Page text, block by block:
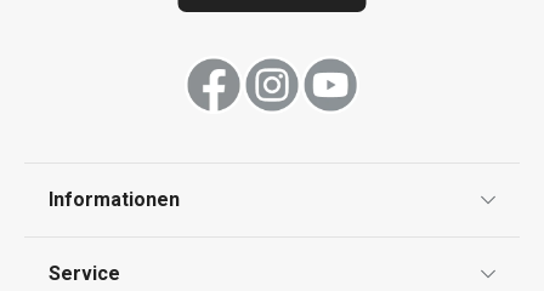
Informationen
Service